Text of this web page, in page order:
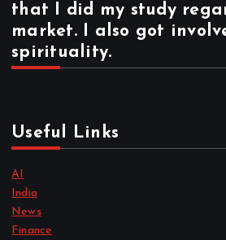
that I did my study
market. I also got
spirituality.
Useful Links
AI
India
News
Finance